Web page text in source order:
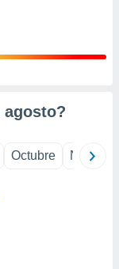
agosto?
Octubre